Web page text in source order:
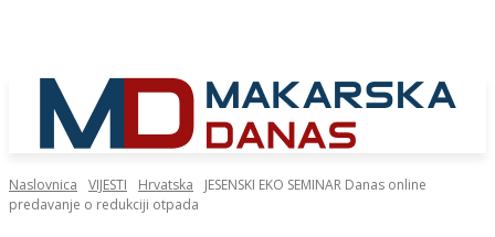
Naslovnica VIJESTI Hrvatska
JESENSKI EKO SEMINAR Danas online
predavanje o redukciji otpada